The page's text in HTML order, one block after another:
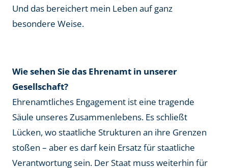
Und das bereichert mein Leben auf ganz
besondere Weise.
Wie sehen Sie das Ehrenamt in unserer
Gesellschaft?
Ehrenamtliches Engagement ist eine tragende
Säule unseres Zusammenlebens. Es schließt
Lücken, wo staatliche Strukturen an ihre Grenzen
stoßen – aber es darf kein Ersatz für staatliche
Verantwortung sein. Der Staat muss weiterhin für